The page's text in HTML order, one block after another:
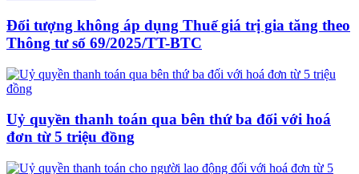
Đối tượng không áp dụng Thuế giá trị gia tăng theo
Thông tư số 69/2025/TT-BTC
Uỷ quyền thanh toán qua bên thứ ba đối với hoá
đơn từ 5 triệu đồng